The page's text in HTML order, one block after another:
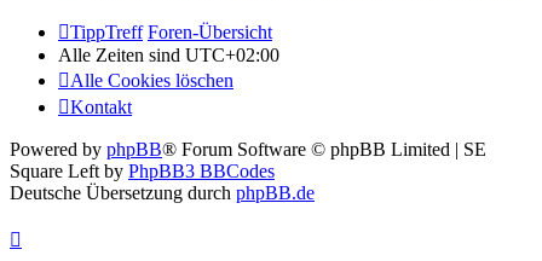
TippTreff Foren-Übersicht
Alle Zeiten sind UTC+02:00
Alle Cookies löschen
Kontakt
Powered by phpBB® Forum Software © phpBB Limited | SE
Square Left by PhpBB3 BBCodes
Deutsche Übersetzung durch phpBB.de